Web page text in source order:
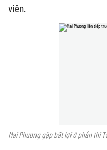
viên.
Mai Phương gặp bất lợi ở phần thi